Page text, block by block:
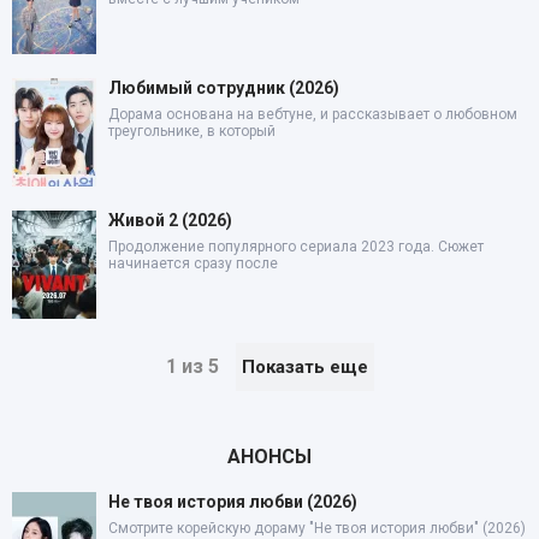
Любимый сотрудник (2026)
Дорама основана на вебтуне, и рассказывает о любовном
треугольнике, в который
Живой 2 (2026)
Продолжение популярного сериала 2023 года. Сюжет
начинается сразу после
1 из 5 Показать еще
АНОНСЫ
Не твоя история любви (2026)
Смотрите корейскую дораму "Не твоя история любви" (2026)